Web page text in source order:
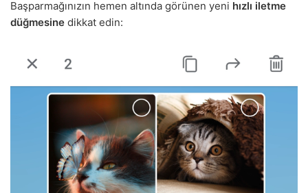
Başparmağınızın hemen altında görünen yeni hızlı iletme
düğmesine dikkat edin: